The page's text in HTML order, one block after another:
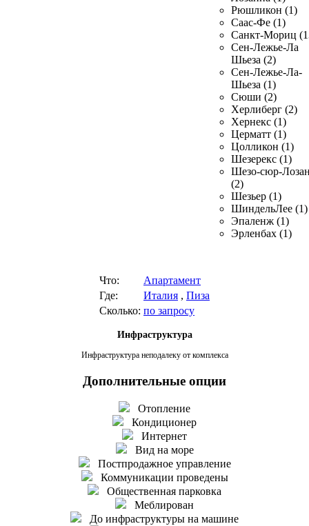
Рюшликон (1)
Саас-Фе (1)
Санкт-Мориц
Сен-Лежье-Ла
Шьеза (2)
Сен-Лежье-Ла-
Шьеза (1)
Сюши (2)
Херлиберг (2)
Хернекс (1)
Церматт (1)
Цолликон (1)
Шезерекс (1)
Шезо-сюр-
(2)
Шезьер (1)
ШиндельЛее (1)
Эпаленж (1)
Эрленбах (1)
Что:
Апартамент
Где:
Италия , Пиза
Сколько: по запросу
Инфраструктура
Инфраструктура неподалеку от комплекса
Дополнительные опции
Отопление
Кондиционер
Интернет
Вид на море
Постпродажное управление
Коммуникации проведены
Общественная парковка
Меблирован
До инфраструктуры на машине